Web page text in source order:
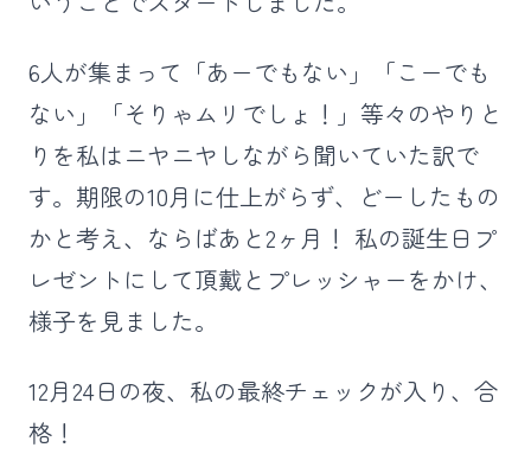
6人が集まって「あーでもない」「こーでも
ない」「そりゃムリでしょ！」等々のやりと
りを私はニヤニヤしながら聞いていた訳で
す。期限の10月に仕上がらず、どーしたもの
かと考え、ならばあと2ヶ月！ 私の誕生日プ
レゼントにして頂戴とプレッシャーをかけ、
様子を見ました。
12月24日の夜、私の最終チェックが入り、合
格！